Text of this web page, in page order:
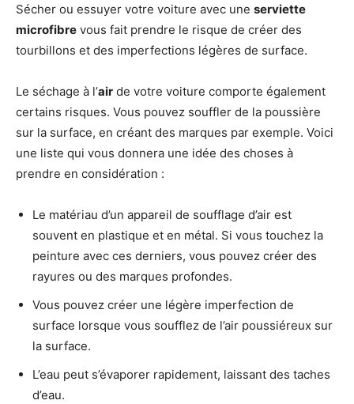
Sécher ou essuyer votre voiture avec une serviette
microfibre vous fait prendre le risque de créer des
tourbillons et des imperfections légères de surface.
Le séchage à l’air de votre voiture comporte également
certains risques. Vous pouvez souffler de la poussière
sur la surface, en créant des marques par exemple. Voici
une liste qui vous donnera une idée des choses à
prendre en considération :
Le matériau d’un appareil de soufflage d’air est
souvent en plastique et en métal. Si vous touchez la
peinture avec ces derniers, vous pouvez créer des
rayures ou des marques profondes.
Vous pouvez créer une légère imperfection de
surface lorsque vous soufflez de l’air poussiéreux sur
la surface.
L’eau peut s’évaporer rapidement, laissant des taches
d’eau.